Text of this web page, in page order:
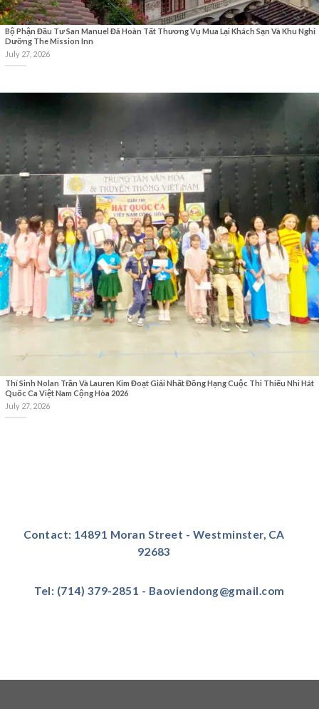
Bộ Phận Đầu Tư San Manuel Đã Hoàn Tất Thương Vụ Mua Lại Khách Sạn Và Khu Nghỉ
Dưỡng The Mission Inn
July 27, 2026
Thí Sinh Nolan Trần Và Lauren Kim Đoạt Giải Nhất Đồng Hạng Cuộc Thi Thiếu Nhi Hát
Quốc Ca Việt Nam Cộng Hòa 2026
July 27, 2026
Contact: 14891 Moran Street - Westminster, CA
92683
Tel: (714) 379-2851 - Baoviendong@gmail.com